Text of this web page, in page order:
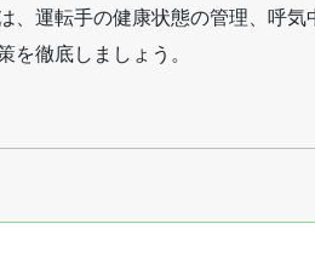
運転手の健康状態の管理、呼
を徹底しましょう。